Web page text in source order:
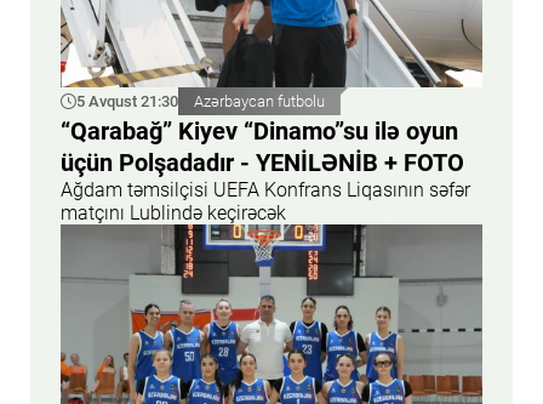
5 Avqust 21:30 Azərbaycan futbolu
“Qarabağ” Kiyev “Dinamo”su ilə oyun
üçün Polşadadır - YENİLƏNİB + FOTO
Ağdam təmsilçisi UEFA Konfrans Liqasının səfər
matçını Lublində keçirəcək